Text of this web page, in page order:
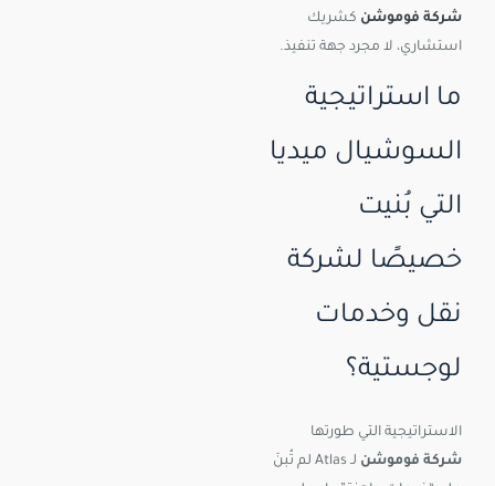
شركة فوموشن كشريك
استشاري، لا مجرد جهة تنفيذ.
ما استراتيجية
السوشيال ميديا
التي بُنيت
خصيصًا لشركة
نقل وخدمات
لوجستية؟
الاستراتيجية التي طورتها
شركة فوموشن
لـ Atlas لم تُبنَ